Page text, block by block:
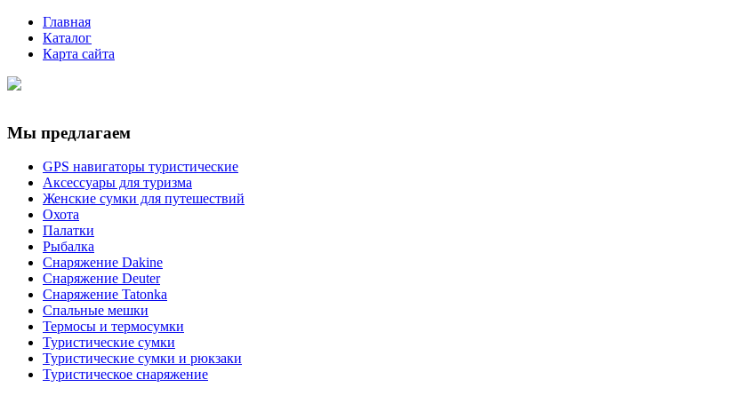
Главная
Каталог
Карта сайта
Мы предлагаем
GPS навигаторы туристические
Аксессуары для туризма
Женские сумки для путешествий
Охота
Палатки
Рыбалка
Снаряжение Dakine
Снаряжение Deuter
Снаряжение Tatonka
Спальные мешки
Термосы и термосумки
Туристические сумки
Туристические сумки и рюкзаки
Туристическое снаряжение